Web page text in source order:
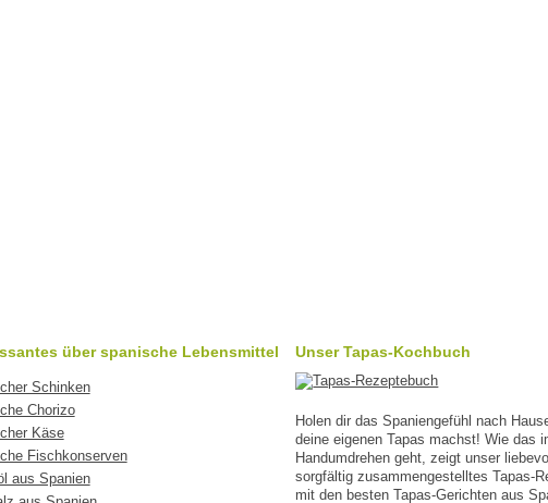
über spanische Lebensmittel
Schinken
Chorizo
Käse
Fischkonserven
aus Spanien
Unser Tapas-Kochbuch
Holen dir das Spaniengefühl nach
deine eigenen Tapas machst! Wie das
Handumdrehen geht, zeigt unser
sorgfältig zusammengestelltes Tapas-
mit den besten Tapas-Gerichten aus